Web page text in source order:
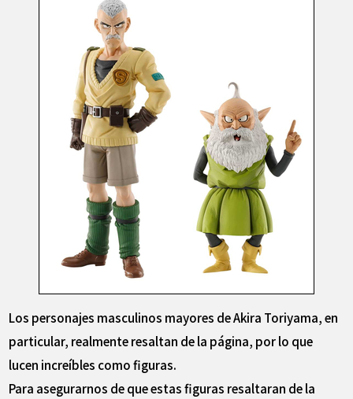
Los personajes masculinos mayores de Akira Toriyama, en
particular, realmente resaltan de la página, por lo que
lucen increíbles como figuras.
Para asegurarnos de que estas figuras resaltaran de la